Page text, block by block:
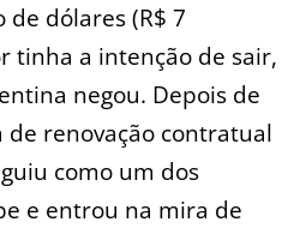
dólares (R$ 7
tinha a intenção de sair,
negou. Depois de
renovação contratual
como um dos
e entrou na mira de